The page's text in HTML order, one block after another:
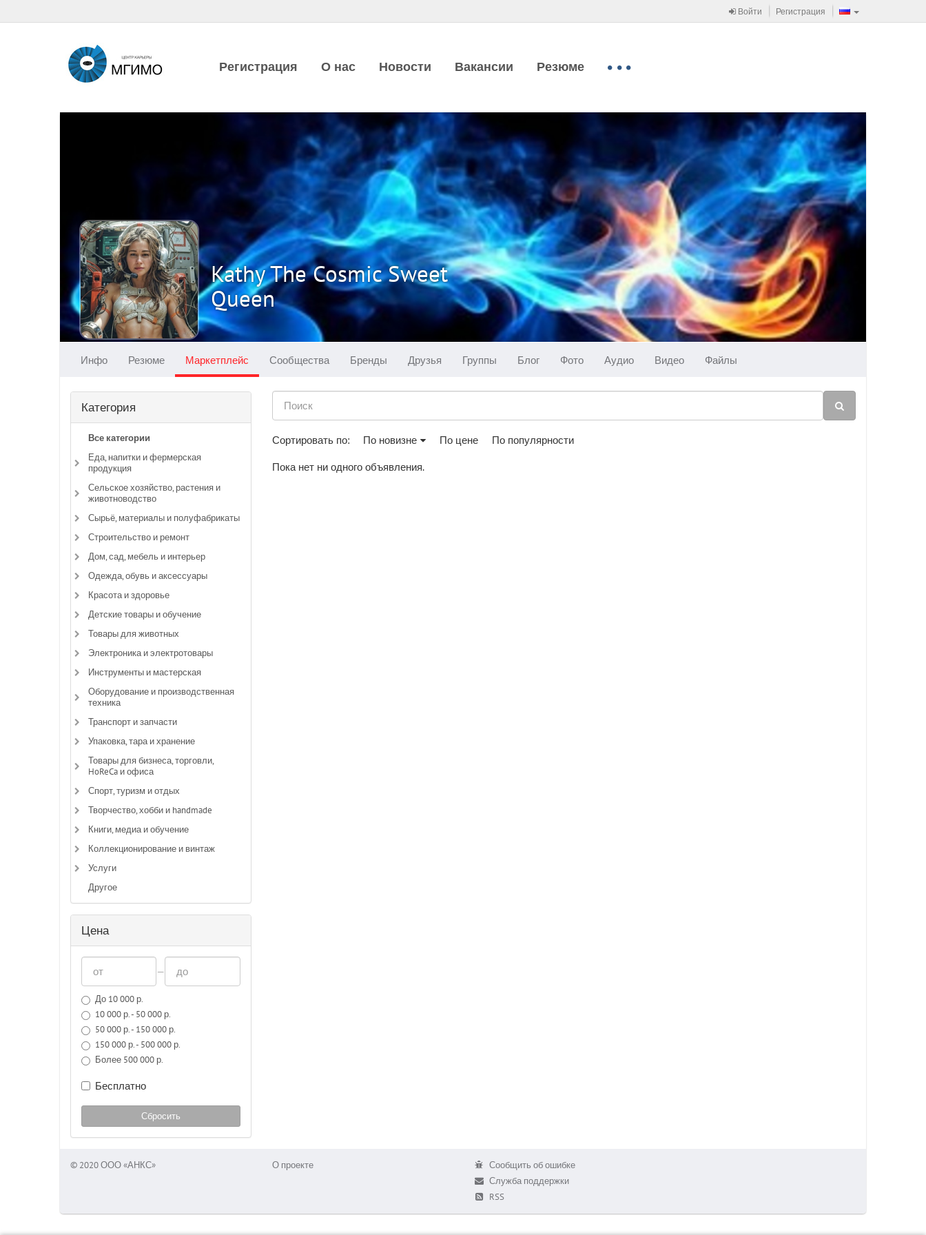
Войти Регистрация
Регистрация О нас Новости Вакансии Резюме
Kathy The Cosmic Sweet
Queen
Инфо Резюме Маркетплейс Сообщества Бренды Друзья Группы Блог Фото Аудио Видео Файлы
Категория
Все категории
Еда, напитки и фермерская
продукция
Сельское хозяйство, растения и
животноводство
Сырьё, материалы и полуфабрикаты
Строительство и ремонт
Дом, сад, мебель и интерьер
Одежда, обувь и аксессуары
Красота и здоровье
Детские товары и обучение
Товары для животных
Электроника и электротовары
Инструменты и мастерская
Оборудование и производственная
техника
Транспорт и запчасти
Упаковка, тара и хранение
Товары для бизнеса, торговли,
HoReCa и офиса
Спорт, туризм и отдых
Творчество, хобби и handmade
Книги, медиа и обучение
Коллекционирование и винтаж
Услуги
Другое
Цена
—
До 10 000 р.
10 000 р. - 50 000 р.
50 000 р. - 150 000 р.
150 000 р. - 500 000 р.
Более 500 000 р.
Бесплатно
Сбросить
Сортировать по: По новизне По цене По популярности
Пока нет ни одного объявления.
© 2020 ООО «АНКС» О проекте
Сообщить об ошибке
Служба поддержки
RSS